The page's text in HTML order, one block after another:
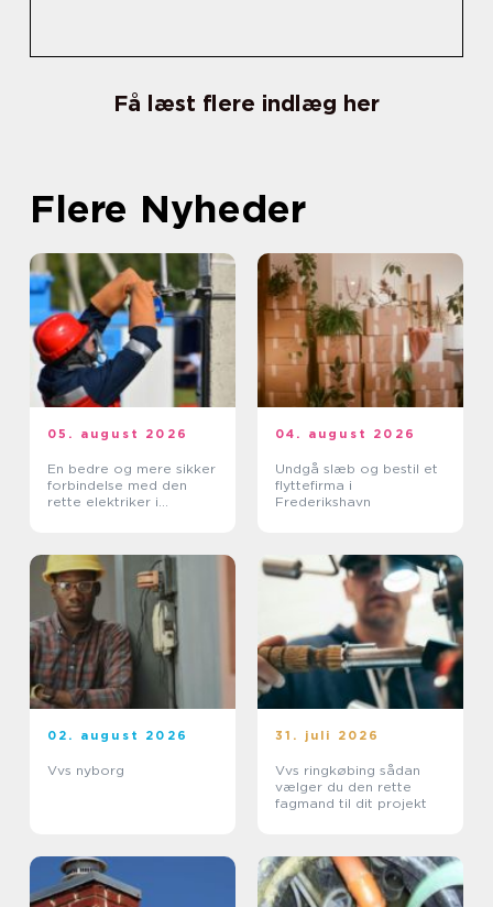
Få læst flere indlæg her
Flere Nyheder
05. august 2026
En bedre og mere sikker
forbindelse med den
rette elektriker i
04. august 2026
Undgå slæb og bestil et
flyttefirma i
Frederikshavn
02. august 2026
Vvs nyborg
31. juli 2026
Vvs ringkøbing sådan
vælger du den rette
fagmand til dit projekt